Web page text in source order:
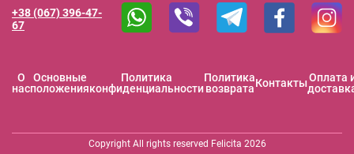
O
нас
Основные
положения
Политика
конфиденциальности
Политика
возвратаКонтактыОплата
+38 (067) 396-47-
67
Copyright All rights reserved Felicita 2026